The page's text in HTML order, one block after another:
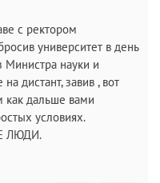
с ректором
университет в день
Министра науки и
дистант, завив , вот
как дальше вами
условиях.
ЛЮДИ.